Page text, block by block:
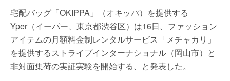
宅配バッグ「OKIPPA」（オキッパ）を提供する
Yper（イーパー、東京都渋谷区）は16日、ファッション
アイテムの月額料金制レンタルサービス「メチャカリ」
を提供するストライプインターナショナル（岡山市）と
非対面集荷の実証実験を開始する、と発表した。